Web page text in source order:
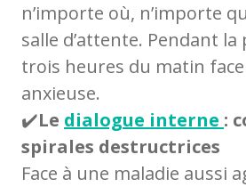
n’importe où, n’importe
salle d’attente. Pendant
trois heures du matin face
anxieuse.
✔️Le dialogue interne :
spirales destructrices
Face à une maladie aussi